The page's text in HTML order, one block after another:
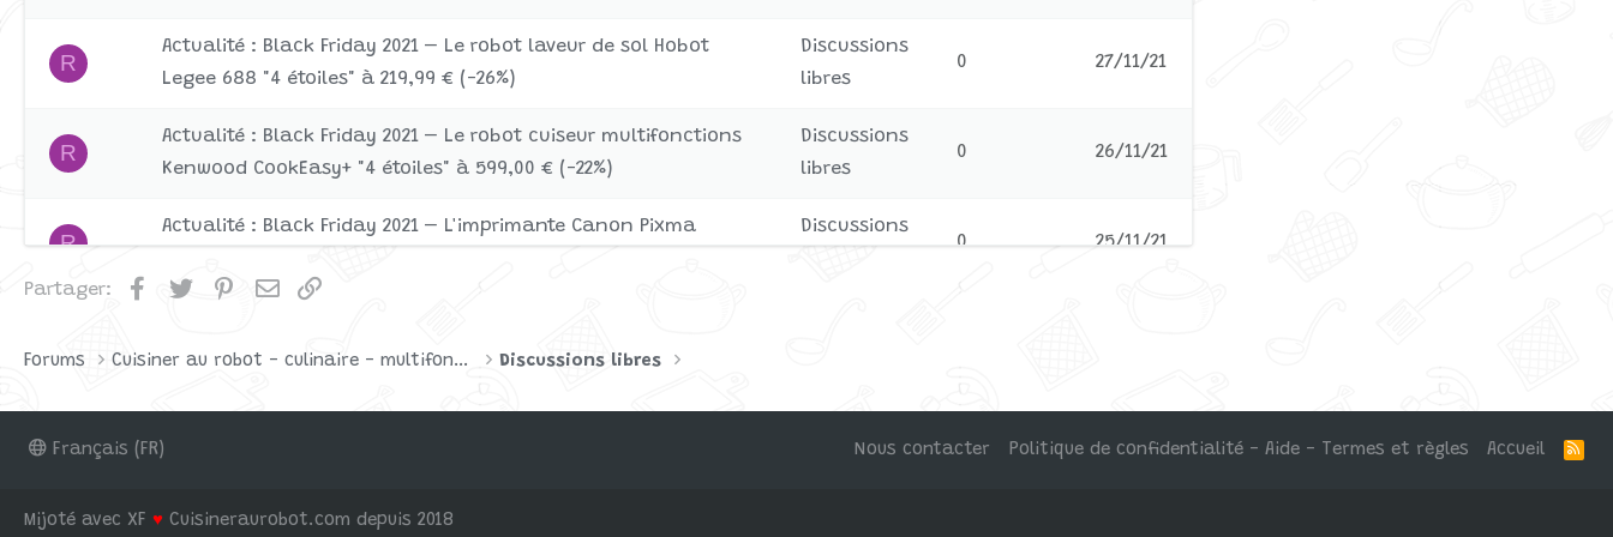
R
Actualité : Black Friday 2021 – Le robot laveur de sol Hobot
Legee 688 "4 étoiles" à 219,99 € (-26%)
Discussions
libres
0 27/11/21
R
Actualité : Black Friday 2021 – Le robot cuiseur multifonctions
Kenwood CookEasy+ "4 étoiles" à 599,00 € (-22%)
Discussions
libres
0 26/11/21
R
Actualité : Black Friday 2021 – L'imprimante Canon Pixma
Discussions
0 25/11/21
T9+ "5 étoiles" à 649,00 €
Partager: FacebookTwitterPinterest
Email
Forums Cuisiner au robot - culinaire - multifonctions Discussions libres
Français (FR) Nous contacter Politique de confidentialité - Aide - Termes et règles Accueil
R
Mijoté avec XF ♥ Cuisineraurobot.com depuis 2018